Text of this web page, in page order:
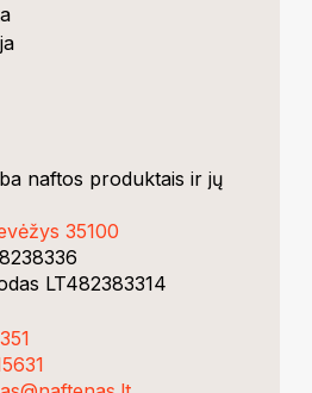
naftos produktais ir jų
35100
LT482383314